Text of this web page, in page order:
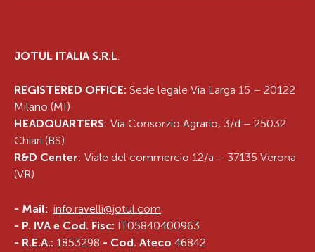
JOTUL ITALIA S.R.L.
REGISTERED OFFICE: Sede legale Via Larga 15 – 20122
Milano (MI)
HEADQUARTERS: Via Consorzio Agrario, 3/d – 25032
Chiari (BS)
R&D Center: Viale del commercio 12/a – 37135 Verona
(VR)
- Mail: info.ravelli@jotul.com
- P. IVA e Cod. Fisc: IT05840400963
- R.E.A.: 1853298 - Cod. Ateco 46842